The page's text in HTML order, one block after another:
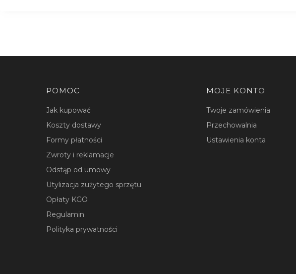
Linki w stopce
POMOC
Jak kupować
Koszty dostawy
Formy płatności
Zwroty i reklamacje
Odstąp od umowy
Utylizacja zużytego sprzętu
Opłaty KGO
Regulamin
Polityka prywatności
MOJE KONTO
Twoje zamówienia
Przechowalnia
Ustawienia konta